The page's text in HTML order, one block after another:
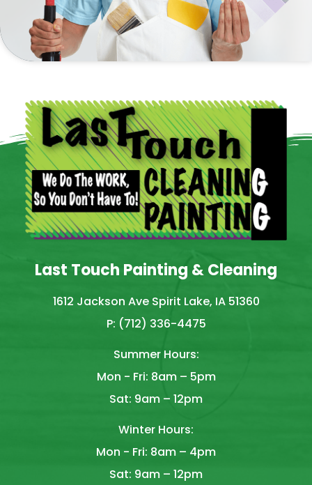
Last Touch Painting & Cleaning
1612 Jackson Ave Spirit Lake, IA 51360
P: (712) 336-4475
Summer Hours:
Mon - Fri: 8am – 5pm
Sat: 9am – 12pm
Winter Hours:
Mon - Fri: 8am – 4pm
Sat: 9am – 12pm